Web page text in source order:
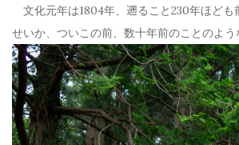
文化元年は1804年、遡ること230年ほども
せいか、ついこの前、数十年前のことのよう